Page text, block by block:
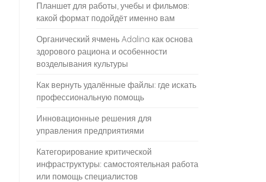
Планшет для работы, учебы и фильмов:
какой формат подойдёт именно вам
Органический ячмень Adalina как основа
здорового рациона и особенности
возделывания культуры
Как вернуть удалённые файлы: где искать
профессиональную помощь
Инновационные решения для
управления предприятиями
Категорирование критической
инфраструктуры: самостоятельная работа
или помощь специалистов